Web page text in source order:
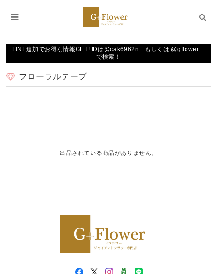
LINE追加でお得な情報GET! IDは@cak6962n もしくは @gflower
で検索！
フローラルテープ
出品されている商品がありません。